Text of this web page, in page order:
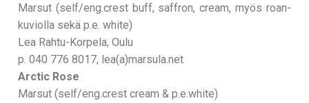
Marsut (self/eng.crest buff, saffron, cream, myös roan-
kuviolla sekä p.e. white)
Lea Rahtu-Korpela, Oulu
p. 040 776 8017, lea(a)marsula.net
Arctic Rose
Marsut (self/eng.crest cream & p.e.white)